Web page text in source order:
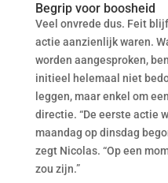
Begrip voor boosheid
Veel onvrede dus. Feit
actie aanzienlijk waren.
worden aangesproken,
initieel helemaal niet
leggen, maar enkel om
directie. “De eerste actie
maandag op dinsdag
zegt Nicolas. “Op een
zou zijn.”